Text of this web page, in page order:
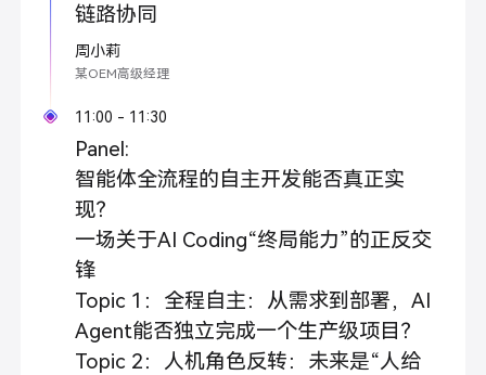
链路协同
周小莉
某OEM高级经理
11:00 - 11:30
Panel:
智能体全流程的自主开发能否真正实
现？
一场关于AI Coding“终局能力”的正反交
锋
Topic 1：全程自主：从需求到部署，AI
Agent能否独立完成一个生产级项目？
Topic 2：人机角色反转：未来是“人给